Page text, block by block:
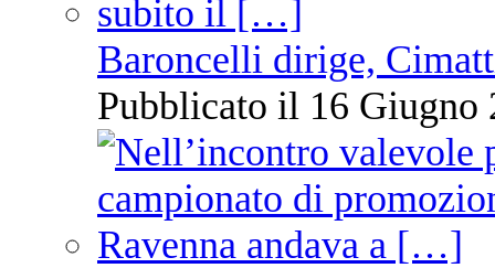
Baroncelli dirige,
Pubblicato il 16 Giugno